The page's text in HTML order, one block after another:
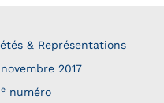
& Représentations
2017
e numéro